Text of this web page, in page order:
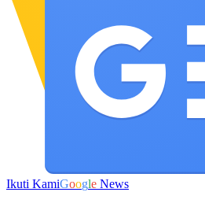
Ikuti KamiGoogle News